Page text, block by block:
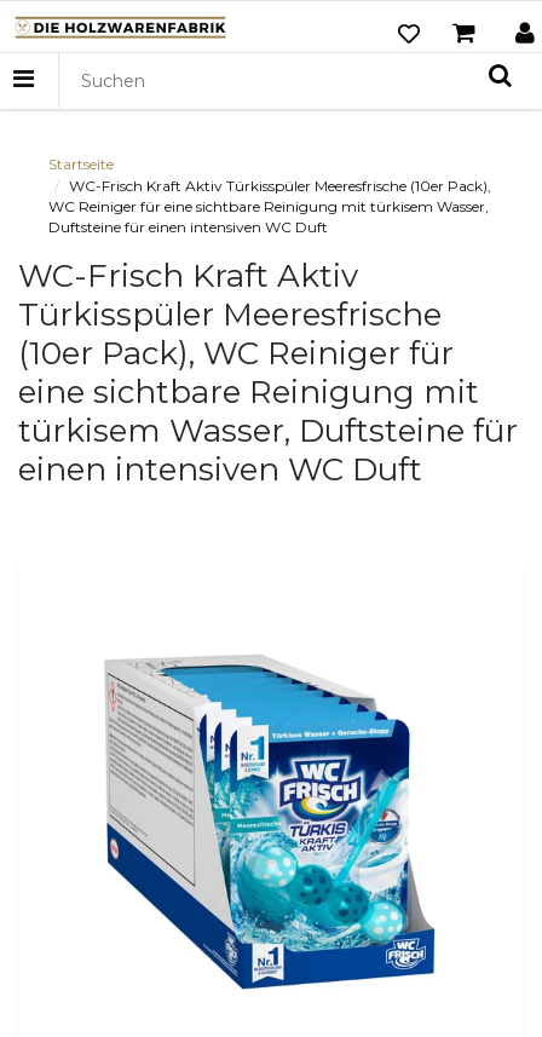
Startseite
WC-Frisch Kraft Aktiv Türkisspüler Meeresfrische (10er Pack),
WC Reiniger für eine sichtbare Reinigung mit türkisem Wasser,
Duftsteine für einen intensiven WC Duft
WC-Frisch Kraft Aktiv
Türkisspüler Meeresfrische
(10er Pack), WC Reiniger für
eine sichtbare Reinigung mit
türkisem Wasser, Duftsteine für
einen intensiven WC Duft